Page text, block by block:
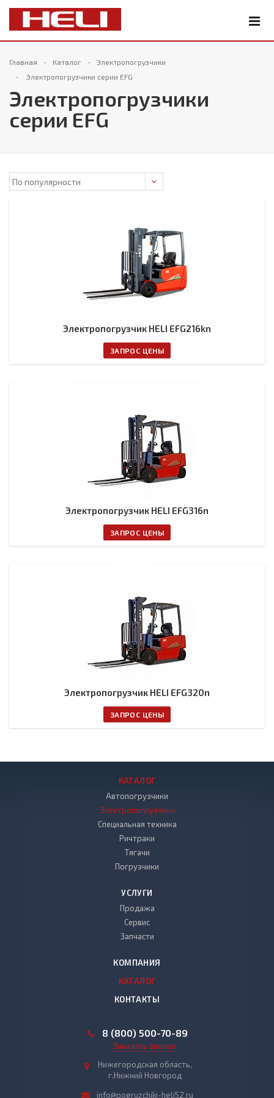
Главная Каталог
Электропогрузчики
Электропогрузчики серии EFG
Электропогрузчики
серии EFG
Электропогрузчик HELI EFG216kn
ЗАПРОС ЦЕНЫ
Электропогрузчик HELI EFG316n
ЗАПРОС ЦЕНЫ
Электропогрузчик HELI EFG320n
ЗАПРОС ЦЕНЫ
КАТАЛОГ
Автопогрузчики
Электропогрузчики
Специальная техника
Ричтраки
Тягачи
Погрузчики
УСЛУГИ
Продажа
Сервис
Запчасти
КОМПАНИЯ
КАТАЛОГ
КОНТАКТЫ
8 (800) 500-70-89
Заказать звонок
Нижегородская область,
г.Нижний Новгород
info@pogruzchiki-heli52.ru